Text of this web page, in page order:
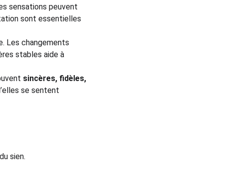
sensations peuvent
sont essentielles
Les changements
stables aide à
sincères, fidèles,
se sentent
sien.